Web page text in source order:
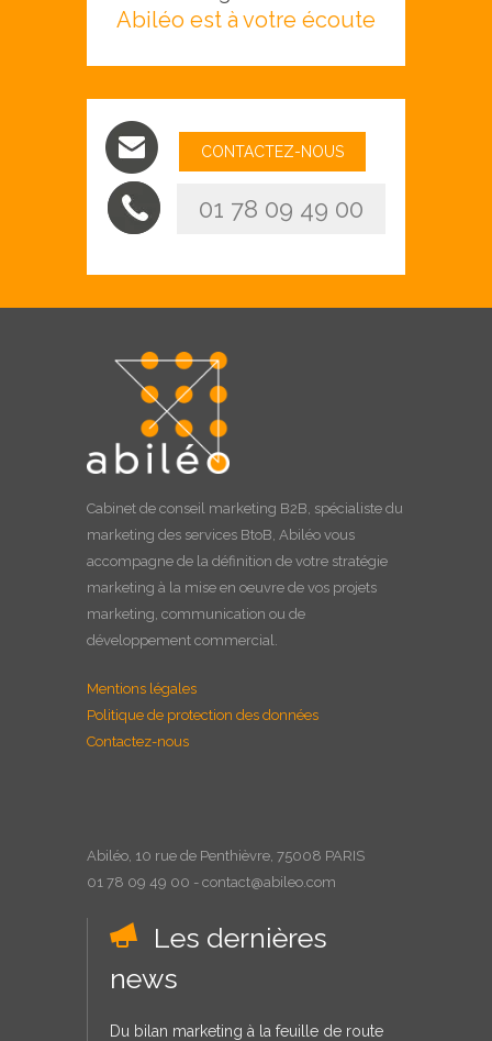
Abiléo est à votre écoute
CONTACTEZ-NOUS
01 78 09 49 00
Cabinet de conseil marketing B2B , spécialiste du
marketing des services BtoB, Abiléo vous
accompagne de la définition de votre stratégie
marketing à la mise en oeuvre de vos projets
marketing, communication ou de
développement commercial.
Mentions légales
Politique de protection des données
Contactez-nous
Abiléo, 10 rue de Penthièvre, 75008 PARIS
01 78 09 49 00 - contact@abileo.com
Les dernières
news
Du bilan marketing à la feuille de route